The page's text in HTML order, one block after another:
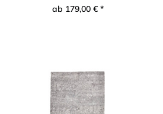
ab 179,00 € *